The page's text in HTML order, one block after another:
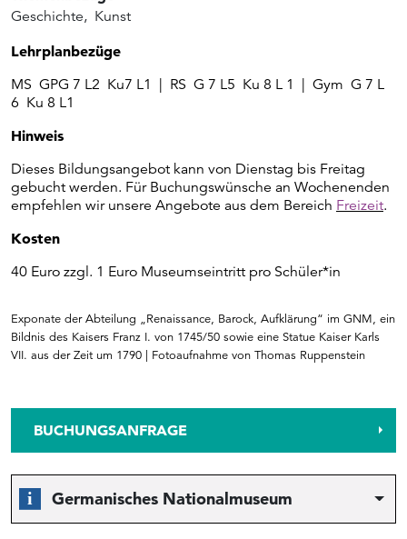
Geschichte, Kunst
Lehrplanbezüge
MS GPG 7 L2 Ku7 L1 | RS G 7 L5 Ku 8 L 1 | Gym G 7 L
6 Ku 8 L1
Hinweis
Dieses Bildungsangebot kann von Dienstag bis Freitag
gebucht werden. Für Buchungswünsche an Wochenenden
empfehlen wir unsere Angebote aus dem Bereich Freizeit.
Kosten
40 Euro zzgl. 1 Euro Museumseintritt pro Schüler*in
Exponate der Abteilung „Renaissance, Barock, Aufklärung“ im GNM, ein
Bildnis des Kaisers Franz I. von 1745/50 sowie eine Statue Kaiser Karls
VII. aus der Zeit um 1790 | Fotoaufnahme von Thomas Ruppenstein
BUCHUNGSANFRAGE
Germanisches Nationalmuseum